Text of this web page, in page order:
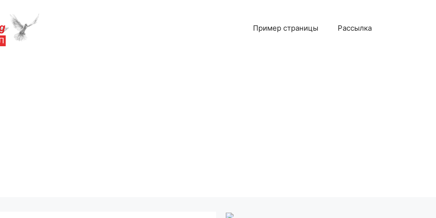
Пример страницы Рассылка